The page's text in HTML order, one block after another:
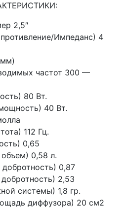
2,5″
Импеданс) 4
частот 300 —
80 Вт.
40 Вт.
112 Гц.
0,65
0,58 л.
добротность) 0,87
2,53
системы) 1,8 гр.
диффузора) 20 см2